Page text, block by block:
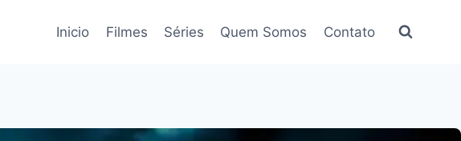
Inicio Filmes Séries Quem Somos Contato